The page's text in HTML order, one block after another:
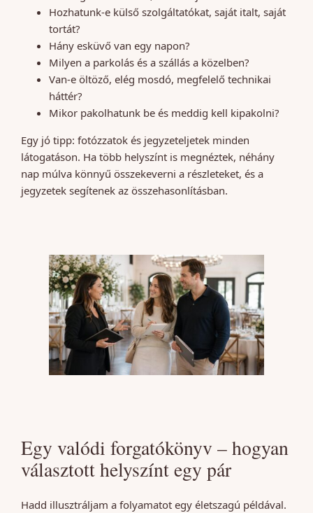
Hozhatunk-e külső szolgáltatókat, saját italt, saját
tortát?
Hány esküvő van egy napon?
Milyen a parkolás és a szállás a közelben?
Van-e öltöző, elég mosdó, megfelelő technikai
háttér?
Mikor pakolhatunk be és meddig kell kipakolni?
Egy jó tipp: fotózzatok és jegyzeteljetek minden
látogatáson. Ha több helyszínt is megnéztek, néhány
nap múlva könnyű összekeverni a részleteket, és a
jegyzetek segítenek az összehasonlításban.
Egy valódi forgatókönyv – hogyan
választott helyszínt egy pár
Hadd illusztráljam a folyamatot egy életszagú példával.